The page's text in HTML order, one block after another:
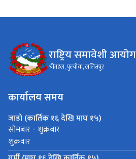
राष्ट्रिय समावेशी आयोग
श्रीमहल, पुल्चोक, ललितपुर
कार्यालय समय
जाडो (कार्तिक १६ देखि माघ १५)
सोमबार - शुक्रबार
शुक्रवार